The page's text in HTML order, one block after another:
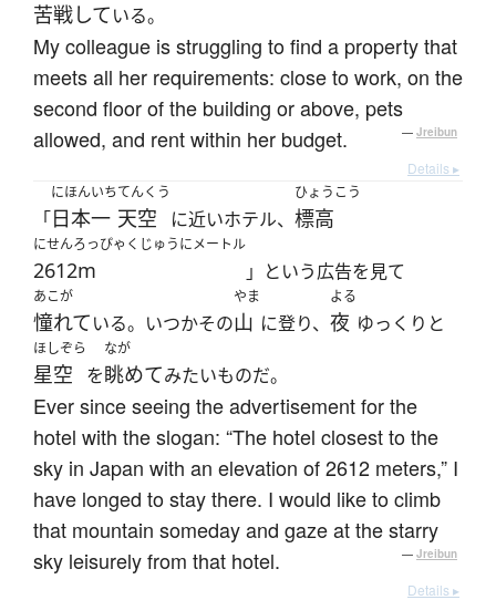
苦戦している。
My colleague is struggling to find a property that
meets all her requirements: close to work, on the
second floor of the building or above, pets
allowed, and rent within her budget.
— Jreibun
Details ▸
「
にほんいち
日本一
てんくう
天空 に近いホテル、
ひょうこう
標高
にせんろっぴゃくじゅうにメートル
2612m 」という広告を見て
あこが
憧れている。いつかその
やま
山 に登り、
よる
夜 ゆっくりと
ほしぞら
星空 を
なが
眺めてみたいものだ。
Ever since seeing the advertisement for the
hotel with the slogan: “The hotel closest to the
sky in Japan with an elevation of 2612 meters,” I
have longed to stay there. I would like to climb
that mountain someday and gaze at the starry
sky leisurely from that hotel.
— Jreibun
Details ▸